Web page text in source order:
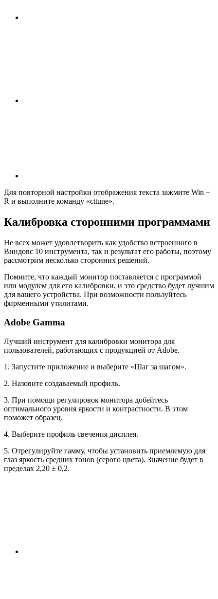
Для повторной настройки отображения текста зажмите Win +
R и выполните команду «cttune».
Калибровка сторонними программами
Не всех может удовлетворить как удобство встроенного в
Виндовс 10 инструмента, так и результат его работы, поэтому
рассмотрим несколько сторонних решений.
Помните, что каждый монитор поставляется с программой
или модулем для его калибровки, и это средство будет лучшим
для вашего устройства. При возможности пользуйтесь
фирменными утилитами.
Adobe Gamma
Лучший инструмент для калибровки монитора для
пользователей, работающих с продукцией от Adobe.
1. Запустите приложение и выберите «Шаг за шагом».
2. Назовите создаваемый профиль.
3. При помощи регулировок монитора добейтесь
оптимального уровня яркости и контрастности. В этом
поможет образец.
4. Выберите профиль свечения дисплея.
5. Отрегулируйте гамму, чтобы установить приемлемую для
глаз яркость средних тонов (серого цвета). Значение будет в
пределах 2,20 ± 0,2.